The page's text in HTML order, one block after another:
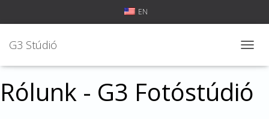
EN
G3 Stúdió
A
I
G
Rólunk - G3 Fotóstúdió